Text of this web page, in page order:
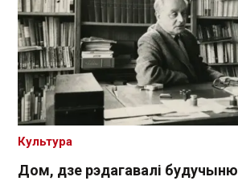
Дом, дзе рэдагавалі будучыню
Культура